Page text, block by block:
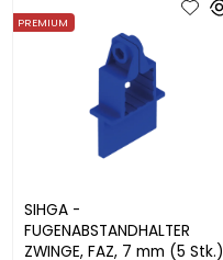
SIHGA -
FUGENABSTANDHALTER
ZWINGE, FAZ, 7 mm (5 Stk.)
PREMIUM